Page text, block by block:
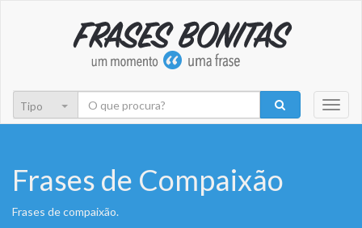
Frases de Compaixão
Frases de compaixão.